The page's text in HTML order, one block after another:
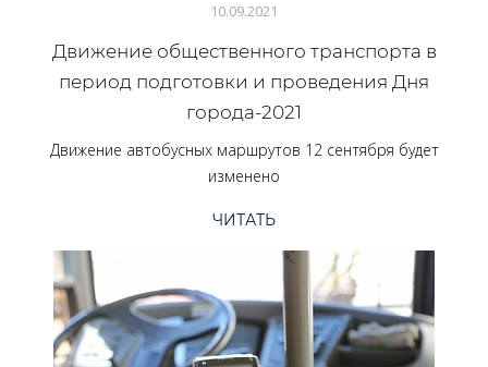
10.09.2021
Движение общественного транспорта в
период подготовки и проведения Дня
города-2021
Движение автобусных маршрутов 12 сентября будет
изменено
ЧИТАТЬ